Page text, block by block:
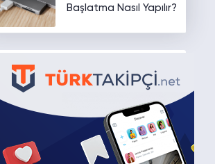
Başlatma Nasıl Yapılır?